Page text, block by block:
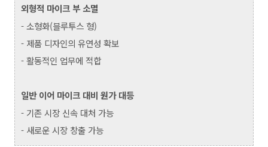
외형적 마이크 부 소멸
- 소형화(블루투스 형)
- 제품 디자인의 유연성 확보
- 활동적인 업무에 적합
일반 이어 마이크 대비 원가 대등
- 기존 시장 신속 대처 가능
- 새로운 시장 창출 가능